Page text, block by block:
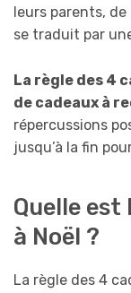
leurs parents,
se traduit par
La règle des 4
de cadeaux à
répercussions
jusqu’à la fin
Quelle est
à Noël ?
La règle des 4